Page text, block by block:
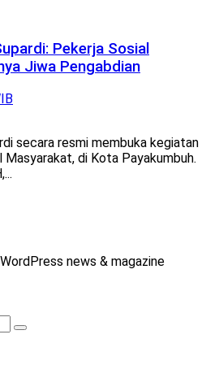
Pekerja Sosial
Jiwa Pengabdian
secara resmi membuka kegiatan
di Kota Payakumbuh.
news & magazine